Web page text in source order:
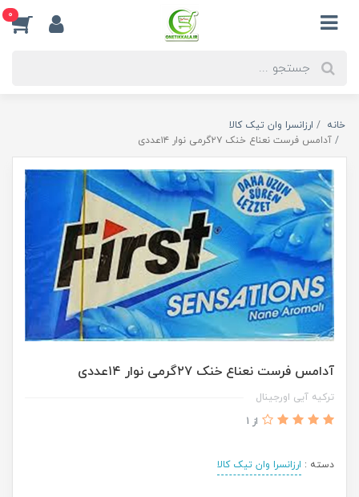
0
خانه
ارزانسرا وان تیک کالا
آدامس فرست نعناع خنک ۲۷گرمی نوار ۱۴عددی
آدامس فرست نعناع خنک ۲۷گرمی نوار ۱۴عددی
ترکیه آیی اورجینال
از 1
دسته : ارزانسرا وان تیک کالا